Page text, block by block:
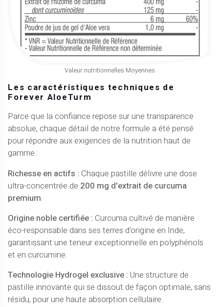
Valeur nutritionnelles Moyennes
Les caractéristiques techniques de
Forever AloeTurm
Parce que la confiance repose sur une transparence
absolue, chaque détail de notre formule a été pensé
pour répondre aux exigences de la nutrition haut de
gamme :
Richesse en actifs : Chaque pastille délivre une dose
ultra-concentrée de 200 mg d'extrait de curcuma
premium.
Origine noble certifiée : Curcuma cultivé de manière
éco-responsable dans ses terres d'origine en Inde,
garantissant une teneur exceptionnelle en polyphénols
et en curcumine.
Technologie Hydrogel exclusive : Une structure de
pastille innovante qui se dissout de façon optimale, sans
résidu, pour une haute absorption cellulaire.